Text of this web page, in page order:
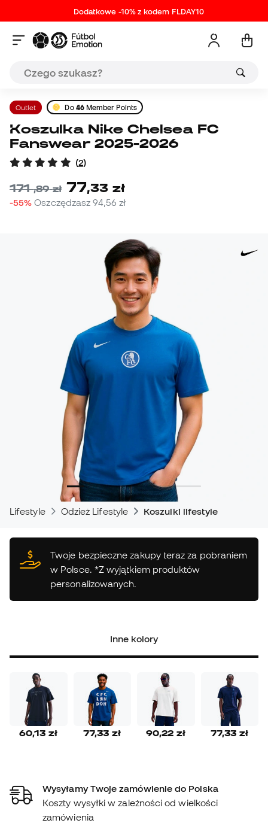
Dodatkowe -10% z kodem FLDAY10
Outlet Do 46Member Points
Koszulka Nike Chelsea FC
Fanswear 2025-2026
(2)
171,89 zł 77,33 zł
-55% Oszczędzasz94,56 zł
Lifestyle Odzież Lifestyle Koszulki lifestyle
Twoje bezpieczne zakupy teraz za pobraniem
w Polsce. *Z wyjątkiem produktów
personalizowanych.
Inne kolory
60,13 zł 77,33 zł 90,22 zł 77,33 zł
Wysyłamy Twoje zamówienie do Polska
Koszty wysyłki w zależności od wielkości
zamówienia